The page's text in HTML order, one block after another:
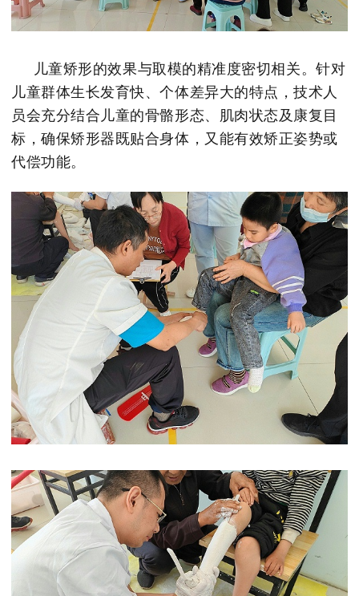
儿童矫形的效果与取模的精准度密切相关。针对
儿童群体生长发育快、个体差异大的特点，技术人
员会充分结合儿童的骨骼形态、肌肉状态及康复目
标，确保矫形器既贴合身体，又能有效矫正姿势或
代偿功能。